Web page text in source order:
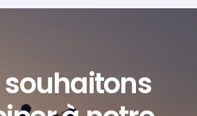
souhaitons